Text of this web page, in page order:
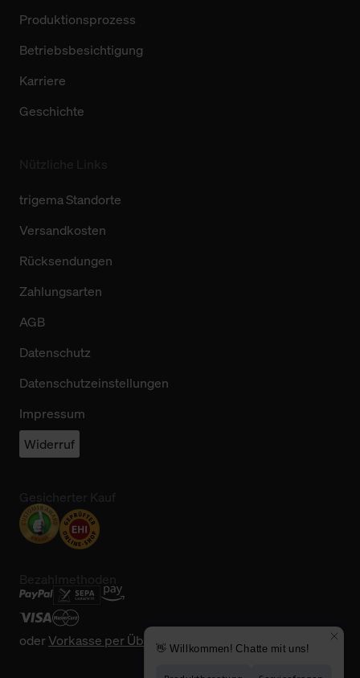
Produktionsprozess
Betriebsbesichtigung
Karriere
Geschichte
trigema Standorte
Versandkosten
Rücksendungen
Zahlungsarten
AGB
Datenschutz
Datenschutzeinstellungen
Impressum
Widerruf
oderVorkasse per Überweisung